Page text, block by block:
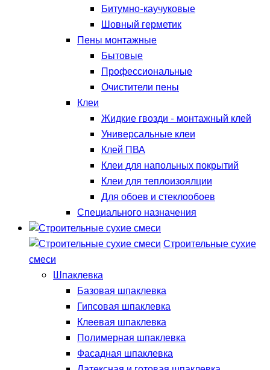
Битумно-каучуковые
Шовный герметик
Пены монтажные
Бытовые
Профессиональные
Очистители пены
Клеи
Жидкие гвозди - монтажный клей
Универсальные клеи
Клей ПВА
Клеи для напольных покрытий
Клеи для теплоизоялции
Для обоев и стеклообоев
Специального назначения
Строительные сухие
смеси
Шпаклевка
Базовая шпаклевка
Гипсовая шпаклевка
Клеевая шпаклевка
Полимерная шпаклевка
Фасадная шпаклевка